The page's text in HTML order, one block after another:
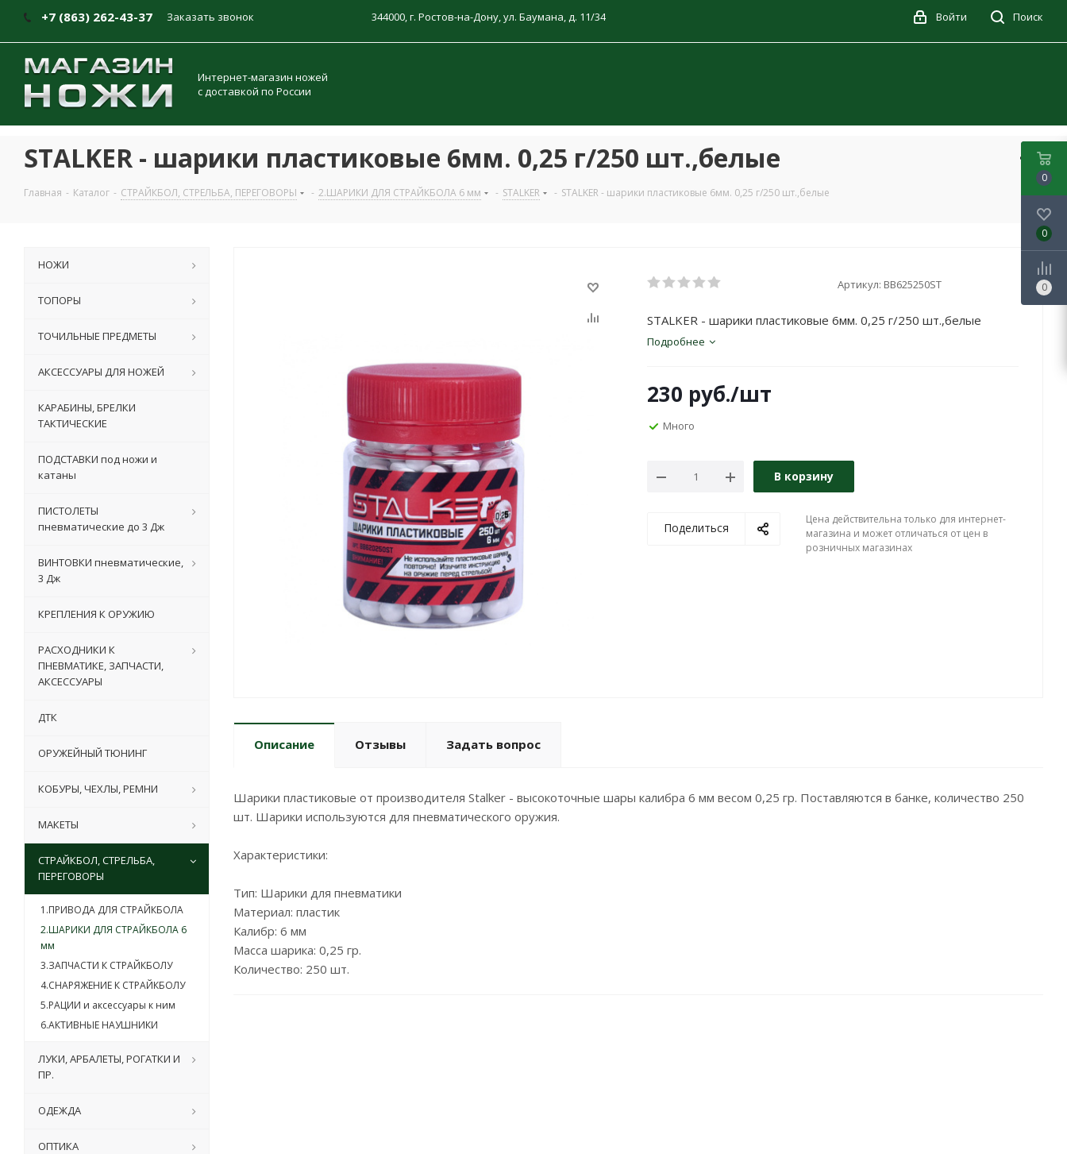
+7 (863) 262-43-37 Заказать звонок 344000, г. Ростов-на-Дону, ул. Баумана, д. 11/34 Поиск
Войти
Интернет-магазин ножей
с доставкой по России
STALKER - шарики пластиковые 6мм. 0,25 г/250 шт.,белые
Главная - Каталог - СТРАЙКБОЛ, СТРЕЛЬБА, ПЕРЕГОВОРЫ - 2.ШАРИКИ ДЛЯ СТРАЙКБОЛА 6 мм - STALKER - STALKER - шарики пластиковые 6мм. 0,25 г/250 шт.,белые
Артикул: BB625250ST
STALKER - шарики пластиковые 6мм. 0,25 г/250 шт.,белые
Подробнее
230 руб./шт
Много
В корзину
Поделиться
Цена действительна только для интернет-
магазина и может отличаться от цен в
розничных магазинах
Описание Отзывы Задать вопрос
Шарики пластиковые от производителя Stalker - высокоточные шары калибра 6 мм весом 0,25 гр. Поставляются в банке, количество 250
шт. Шарики используются для пневматического оружия.
Характеристики:
Тип: Шарики для пневматики
Материал: пластик
Калибр: 6 мм
Масса шарика: 0,25 гр.
Количество: 250 шт.
НОЖИ
ТОПОРЫ
ТОЧИЛЬНЫЕ ПРЕДМЕТЫ
АКСЕССУАРЫ ДЛЯ НОЖЕЙ
КАРАБИНЫ, БРЕЛКИ
ТАКТИЧЕСКИЕ
ПОДСТАВКИ под ножи и
катаны
ПИСТОЛЕТЫ
пневматические до 3 Дж
ВИНТОВКИ пневматические,
3 Дж
КРЕПЛЕНИЯ К ОРУЖИЮ
РАСХОДНИКИ К
ПНЕВМАТИКЕ, ЗАПЧАСТИ,
АКСЕССУАРЫ
ДТК
ОРУЖЕЙНЫЙ ТЮНИНГ
КОБУРЫ, ЧЕХЛЫ, РЕМНИ
МАКЕТЫ
СТРАЙКБОЛ, СТРЕЛЬБА,
ПЕРЕГОВОРЫ
1.ПРИВОДА ДЛЯ СТРАЙКБОЛА
2.ШАРИКИ ДЛЯ СТРАЙКБОЛА 6
мм
3.ЗАПЧАСТИ К СТРАЙКБОЛУ
4.СНАРЯЖЕНИЕ К СТРАЙКБОЛУ
5.РАЦИИ и аксессуары к ним
6.АКТИВНЫЕ НАУШНИКИ
ЛУКИ, АРБАЛЕТЫ, РОГАТКИ И
ПР.
ОДЕЖДА
ОПТИКА
0
0
0